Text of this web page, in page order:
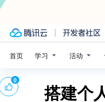
首页 学习 活动
搭建个
0